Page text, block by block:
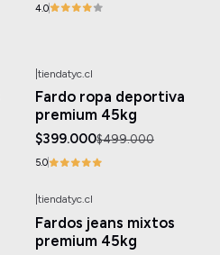
4.0
tiendatyc.cl
Fardo ropa deportiva
premium 45kg
$399.000$499.000
5.0
tiendatyc.cl
Fardos jeans mixtos
premium 45kg